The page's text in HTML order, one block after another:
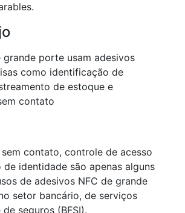
grande porte usam adesivos
como identificação de
de estoque e
contato
contato, controle de acesso
identidade são apenas alguns
de adesivos NFC de grande
setor bancário, de serviços
seguros (BFSI).